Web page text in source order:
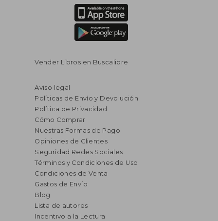
Vender Libros en Buscalibre
Aviso legal
Políticas de Envío y Devolución
Política de Privacidad
Cómo Comprar
Nuestras Formas de Pago
Opiniones de Clientes
Seguridad Redes Sociales
Términos y Condiciones de Uso
Condiciones de Venta
Gastos de Envío
Blog
Lista de autores
Incentivo a la Lectura